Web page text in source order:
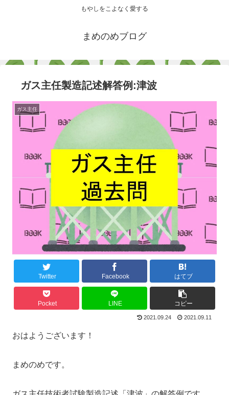
もやしをこよなく愛する
まめのめブログ
ガス主任製造記述解答例:津波
ガス主任
Twitter Facebook はてブ
Pocket LINE コピー
2021.09.24 2021.09.11
おはようございます！
まめのめです。